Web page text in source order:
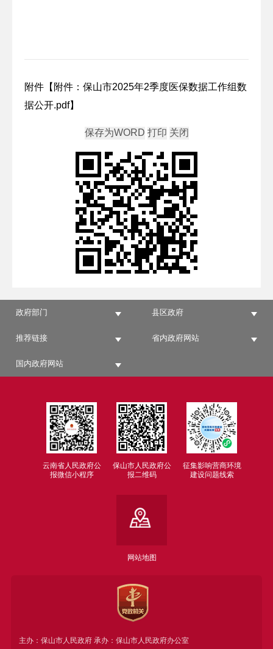
附件【 附件：保山市2025年2季度医保数据工作组数
据公开.pdf】
政府部门 县区政府
推荐链接 省内政府网站
国内政府网站
云南省人民政府公
报微信小程序
保山市人民政府公
报二维码
征集影响营商环境
建设问题线索
网站地图
主办：保山市人民政府 承办：保山市人民政府办公室